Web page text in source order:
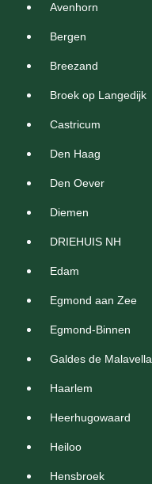
Avenhorn
Bergen
Breezand
Broek op Langedijk
Castricum
Den Haag
Den Oever
Diemen
DRIEHUIS NH
Edam
Egmond aan Zee
Egmond-Binnen
Galdes de Malavella
Haarlem
Heerhugowaard
Heiloo
Hensbroek